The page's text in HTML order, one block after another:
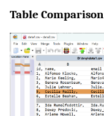
Table Comparison